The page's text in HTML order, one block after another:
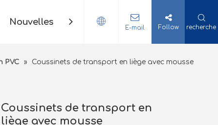
Nouvelles Contact
E-mail Follow recherche
PVC »
Coussinets de transport en liège avec mousse
Coussinets de transport en
liège avec mousse